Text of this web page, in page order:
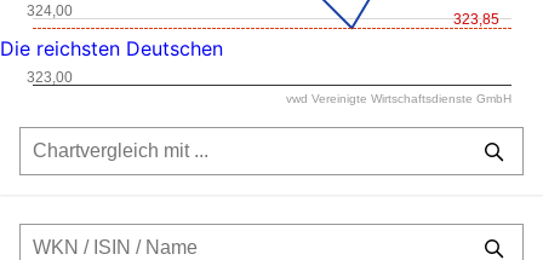
323,85
323,00
324,00
vwd Vereinigte Wirtschaftsdienste GmbH
Die reichsten Deutschen